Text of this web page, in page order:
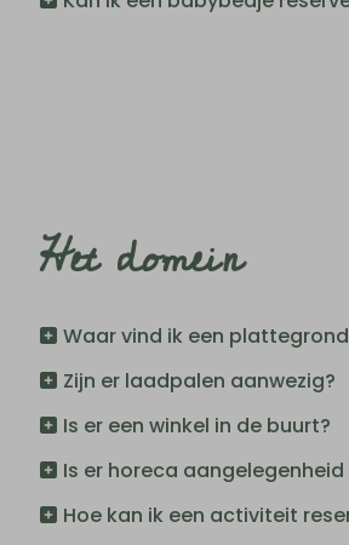
Het domein
Waar vind ik een
Zijn er laadpalen aanwezig?
Is er een winkel in de buurt?
Is er horeca
Hoe kan ik een activiteit